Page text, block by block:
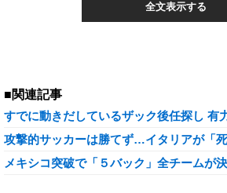
全文表示する
■関連記事
すでに動きだしているザック後任探し 有
攻撃的サッカーは勝てず…イタリアが「
メキシコ突破で「５バック」全チームが